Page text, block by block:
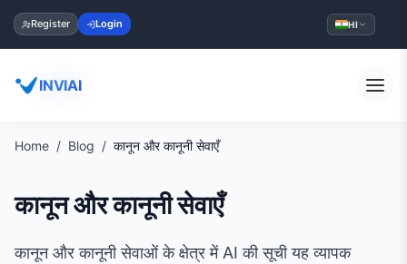
Register Login HI
INVIAI
Home Blog कानून और कानूनी सेवाएँ
कानून और कानूनी सेवाएँ
कानून और कानूनी सेवाओं के क्षेत्र में AI की सूची यह व्यापक